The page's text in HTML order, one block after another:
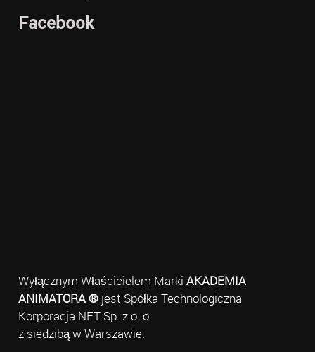
Facebook
Wyłącznym Właścicielem Marki AKADEMIA
ANIMATORA ®jest Spółka Technologiczna
Korporacja.NET Sp. z o. o.
z siedzibą w Warszawie.